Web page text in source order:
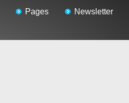
Pages Newsletter